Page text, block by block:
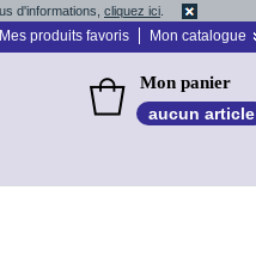
d'informations, cliquez ici
Mes produits favoris Mon catalogue
Mon panier
aucun article